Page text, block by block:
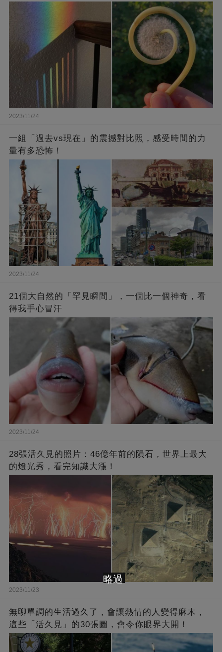
2023/11/24
一組「過去vs現在」的震撼對比照，感受時間的力
量有多恐怖！
2023/11/24
21個大自然的「罕見瞬間」，一個比一個神奇，看
得我手心冒汗
2023/11/24
28張活久見的照片：46億年前的隕石，世界上最大
的燈光秀，看完知識大漲！
2023/11/23
無聊單調的生活過久了，會讓熱情的人變得麻木，
這些「活久見」的30張圖，會令你眼界大開！
略過